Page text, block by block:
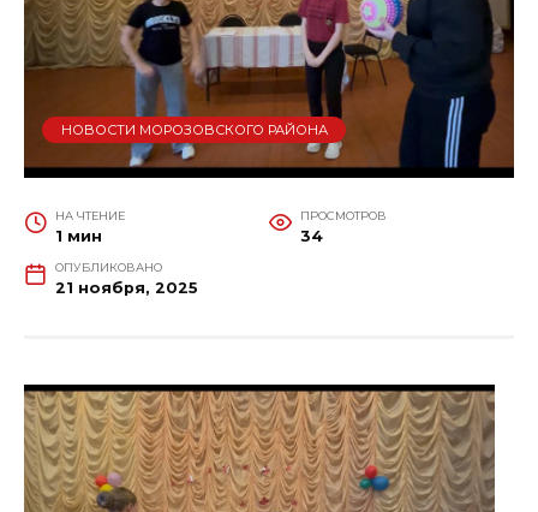
НОВОСТИ МОРОЗОВСКОГО РАЙОНА
НА ЧТЕНИЕ
1 мин
ПРОСМОТРОВ
34
ОПУБЛИКОВАНО
21 ноября, 2025